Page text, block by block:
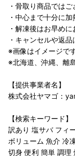
・骨取り商品ではご
・中心まで十分に
・解凍後はお早めに
・キャンセルや返
※画像はイメージです
※北海道、沖縄、離
【提供事業者名】
株式会社ヤマゴ：
【検索キーワード】
訳あり 塩サバ フィ
ボリューム 魚介 冷
切身 便利 簡単 調理